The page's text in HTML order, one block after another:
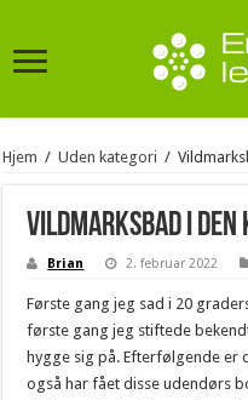
Hjem / Uden kategori /
Vildmarksbad i
Brian 2. februar 2022
Første gang jeg sad i 20
første gang jeg stiftede
hygge sig på. Efterfølgende
også har fået disse udendørs